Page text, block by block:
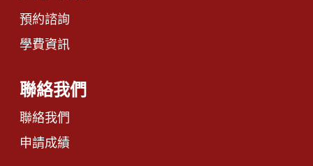
預約諮詢
學費資訊
聯絡我們
聯絡我們
申請成績